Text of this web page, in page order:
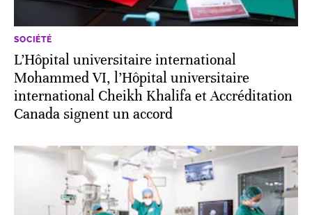
SOCIÉTÉ
L’Hôpital universitaire international
Mohammed VI, l’Hôpital universitaire
international Cheikh Khalifa et Accréditation
Canada signent un accord